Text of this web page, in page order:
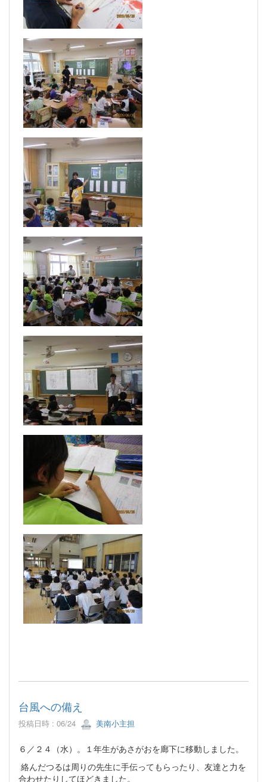
台風への備え
投稿日時 : 06/24 美南小主担
６／２４（水）。１年生があさがおを廊下に移動しました。
絡んだつるは周りの先生に手伝ってもらったり、友達と力を
合わせたりしてほどきました。